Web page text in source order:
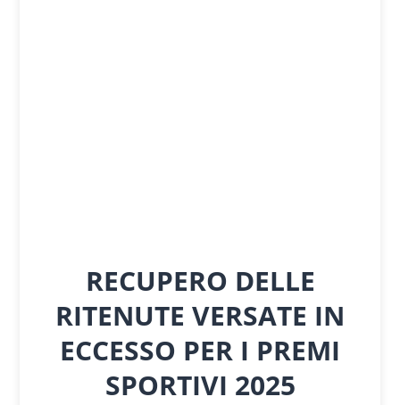
RECUPERO DELLE
RITENUTE VERSATE IN
ECCESSO PER I PREMI
SPORTIVI 2025